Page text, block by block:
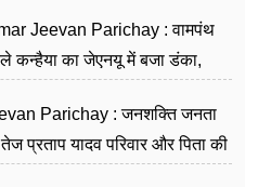
Jeevan Parichay : वामपंथ
कन्हैया का जेएनयू में बजा डंका,
Parichay : जनशक्ति जनता
प्रताप यादव परिवार और पिता की